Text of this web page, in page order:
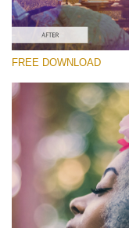
FREE DOWNLOAD